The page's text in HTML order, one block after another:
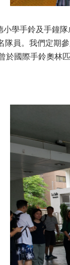
小學手鈴及手鐘
隊員。我們定期
於國際手鈴奧林